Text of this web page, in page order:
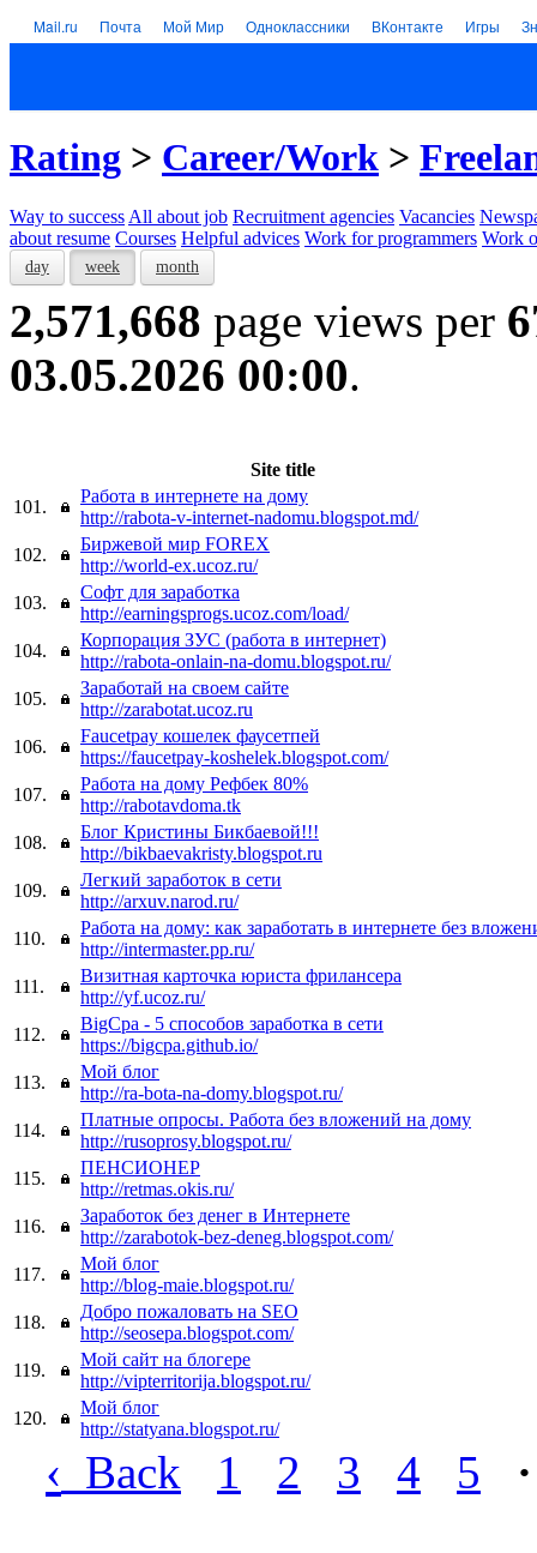
Mail.ru Почта Мой Мир Одноклассники ВКонтакте Игры
Rating > Career/Work >
Way to success All about job Recruitment agencies Vacancies
about resume Courses Helpful advices Work for programmers Work
day week month
2,571,668 page views per
03.05.2026 00:00.
Site title
101.
Работа в интернете на дому
http://rabota-v-internet-nadomu.blogspot.md/
102.
Биржевой мир FOREX
http://world-ex.ucoz.ru/
103.
Софт для заработка
http://earningsprogs.ucoz.com/load/
104.
Корпорация ЗУС (работа в интернет)
http://rabota-onlain-na-domu.blogspot.ru/
105.
Заработай на своем сайте
http://zarabotat.ucoz.ru
106.
Faucetpay кошелек фаусетпей
https://faucetpay-koshelek.blogspot.com/
107.
Работа на дому Рефбек 80%
http://rabotavdoma.tk
108.
Блог Кристины Бикбаевой!!!
http://bikbaevakristy.blogspot.ru
109.
Легкий заработок в сети
http://arxuv.narod.ru/
110.
Работа на дому: как заработать в интернете без
http://intermaster.pp.ru/
111.
Визитная карточка юриста фрилансера
http://yf.ucoz.ru/
112.
BigCpa - 5 способов заработка в сети
https://bigcpa.github.io/
113.
Мой блог
http://ra-bota-na-domy.blogspot.ru/
114.
Платные опросы. Работа без вложений на дому
http://rusoprosy.blogspot.ru/
115.
ПЕНСИОНЕР
http://retmas.okis.ru/
116.
Заработок без денег в Интернете
http://zarabotok-bez-deneg.blogspot.com/
117.
Мой блог
http://blog-maie.blogspot.ru/
118.
Добро пожаловать на SEO
http://seosepa.blogspot.com/
119.
Мой сайт на блогере
http://vipterritorija.blogspot.ru/
120.
Мой блог
http://statyana.blogspot.ru/
‹ Back 1 2 3 4 5